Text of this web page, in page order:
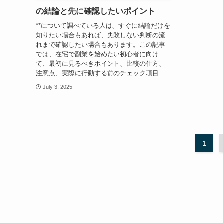
の結論と先に確認したいポイント
**について調べている人は、すぐに結論だけを
知りたい場合もあれば、失敗しない判断の流
れまで確認したい場合もあります。この記事
では、在宅で副業を始めたい初心者に向け
て、最初に見るべきポイント、比較の仕方、
注意点、実際に行動する前のチェック項目
July 3, 2025
1